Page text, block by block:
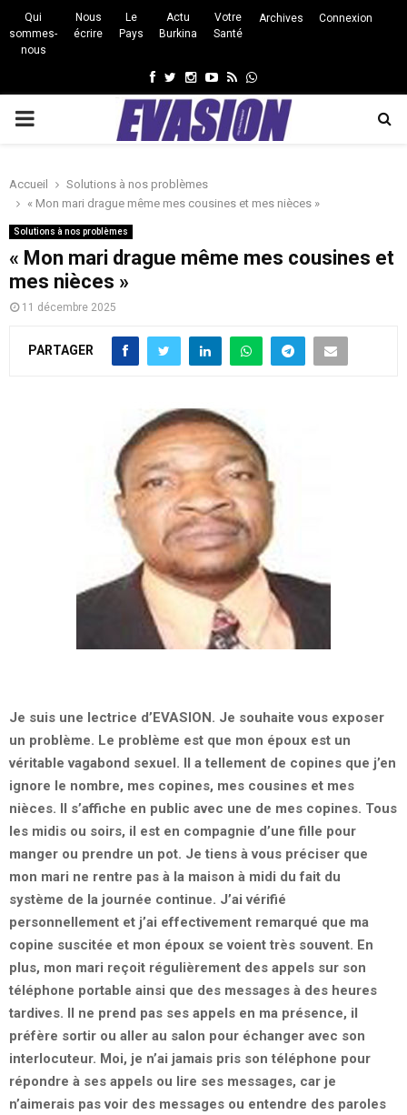
Qui
sommes-
nous
Nous
écrire
Le
Pays
Actu
Burkina
Votre
Santé
Archives Connexion
Facebook
Twitter
Instagram
Youtube
RssWhatsapp
PRIMARY
Accueil
Solutions à nos problèmes
« Mon mari drague même mes cousines et mes nièces »
Solutions à nos problèmes
« Mon mari drague même mes cousines et
mes nièces »
11 décembre 2025
PARTAGER
Je suis une lectrice d’EVASION. Je souhaite vous exposer
un problème. Le problème est que mon époux est un
véritable vagabond sexuel. Il a tellement de copines que j’en
ignore le nombre, mes copines, mes cousines et mes
nièces. Il s’affiche en public avec une de mes copines. Tous
les midis ou soirs, il est en compagnie d’une fille pour
manger ou prendre un pot. Je tiens à vous préciser que
mon mari ne rentre pas à la maison à midi du fait du
système de la journée continue. J’ai vérifié
personnellement et j’ai effectivement remarqué que ma
copine suscitée et mon époux se voient très souvent. En
plus, mon mari reçoit régulièrement des appels sur son
téléphone portable ainsi que des messages à des heures
tardives. Il ne prend pas ses appels en ma présence, il
préfère sortir ou aller au salon pour échanger avec son
interlocuteur. Moi, je n’ai jamais pris son téléphone pour
répondre à ses appels ou lire ses messages, car je
n’aimerais pas voir des messages ou entendre des paroles